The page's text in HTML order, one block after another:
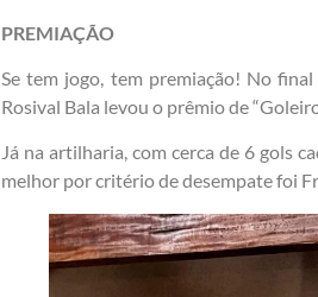
PREMIAÇÃO
Se tem jogo, tem premiação! No
Rosival Bala levou o prêmio de
Já na artilharia, com cerca de 6 gols
melhor por critério de desempate foi